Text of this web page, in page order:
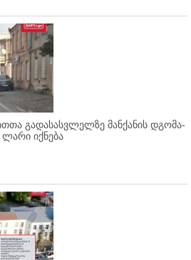
გადასასვლელზე მანქანის დგომა-
ლარი იქნება